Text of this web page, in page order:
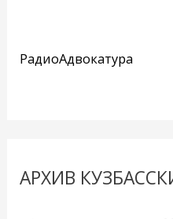
РадиоАдвокатура
АРХИВ